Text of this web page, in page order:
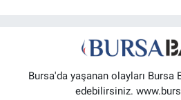
Bursa'da yaşanan olayları Bursa
edebilirsiniz.